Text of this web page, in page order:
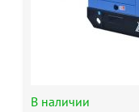
В наличии